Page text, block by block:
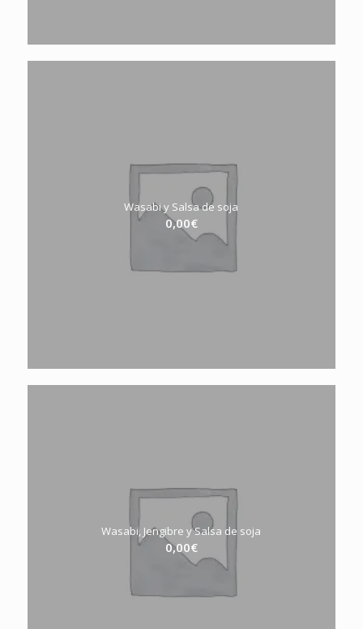
Wasabi y Salsa de soja
0,00€
Wasabi, Jengibre y Salsa de soja
0,00€